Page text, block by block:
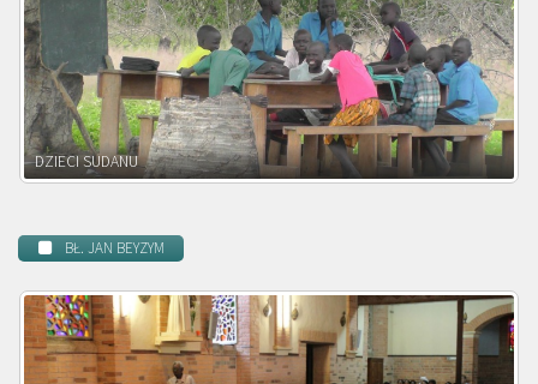
DZIECI ZAMBII
BŁ. JAN BEYZYM